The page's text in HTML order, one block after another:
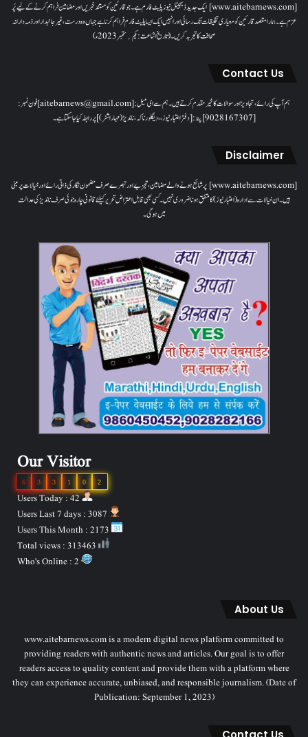
[www.aitebarnews.com] ایک جدید ڈیجیٹل نیوز پلیٹ فارم ہے۔ جو قارئین کو مستند خبریں اور مضامین فراہم کرنے کے لیے پُر
عزم ہے۔ ہمارا مقصدقارئین کو معیاری تخلیقات تک رسائی اور انہیں ایک ایسا پلیٹ فارم فراہم کرنا ہے جہاں وہ درست، غیر جانبدار اور ذمہ دارانہ
صحافت کا تجربہ کریں۔( تاریخ اشاعت : یکم؍ ستمبر 2023ء)
Contact Us
ہم آپ کی رائے، تجاویز اور سوالات کا خیرمقدم کرتے ہیں۔ ہم سےای میل: [aitebarnews@gmail.com]فون نمبر:
[9028167307]پتہ: [دفتر اعتبار نیوز، ، دیگلور ناکہ، ناندیڑ(مہاراشٹر) ] پر رابطہ کیا جاسکتا ہے۔
Disclaimer
[www.aitebarnews.com] پر شائع ہونے والے مضامین، تجزیے اور تبصرے صرف مضمون نگار کی ذاتی رائے اور خیالات پر مبنی
ہیں۔ ان خیالات سے ادارہ (اعتبار نیوز) کا متفق ہونا ضروری نہیں۔ کسی بھی قابل اعتراض تحریر کیلئے قانونی چارہ جوئی صرف ناندیڑ کی عدالت
میں ہوگی۔
Our Visitor
2
0
1
3
3
6
Users Today : 42
About Us
www.aitebarnews.com is a modern digital news platform committed to
providing readers with authentic news and articles. Our goal is to offer
readers access to quality content and provide them with a platform where
they can experience accurate, unbiased, and responsible journalism. (Date of
Publication: September 1, 2023)